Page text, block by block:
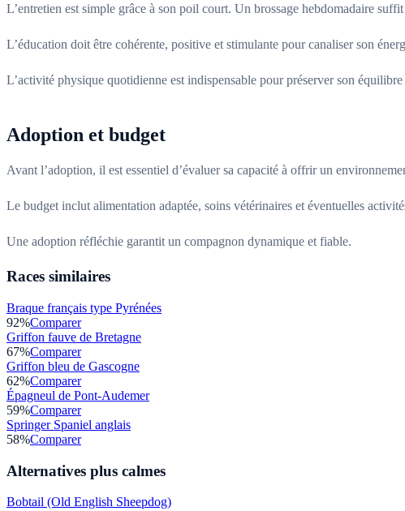
L’entretien est simple grâce à son poil court. Un brossage hebdomadaire
L’éducation doit être cohérente, positive et stimulante pour canaliser son
L’activité physique quotidienne est indispensable pour préserver son équilibre
Adoption et budget
Avant l’adoption, il est essentiel d’évaluer sa capacité à offrir un
Le budget inclut alimentation adaptée, soins vétérinaires et éventuelles
Une adoption réfléchie garantit un compagnon dynamique et fiable.
Races similaires
Braque français type Pyrénées
92%Comparer
Griffon fauve de Bretagne
67%Comparer
Griffon bleu de Gascogne
62%Comparer
Épagneul de Pont-Audemer
59%Comparer
Springer Spaniel anglais
58%Comparer
Alternatives plus calmes
Bobtail (Old English Sheepdog)